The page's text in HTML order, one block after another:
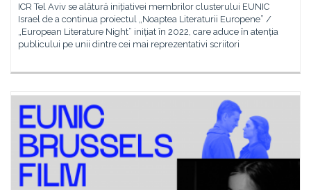
ICR Tel Aviv se alătură inițiativei membrilor clusterului EUNIC
Israel de a continua proiectul „Noaptea Literaturii Europene” /
„European Literature Night” inițiat în 2022, care aduce în atenția
publicului pe unii dintre cei mai reprezentativi scriitori